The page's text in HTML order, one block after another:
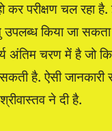
कर परीक्षण चल
उपलब्ध किया जा
अंतिम चरण में है जो
है. ऐसी जानकारी
ने दी है.